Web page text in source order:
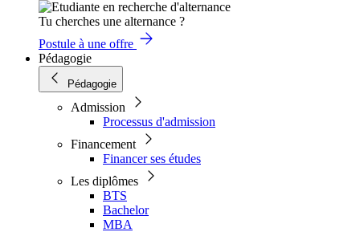
Tu cherches une alternance ?
Postule à une offre
Pédagogie
Pédagogie
Admission
Processus d'admission
Financement
Financer ses études
Les diplômes
BTS
Bachelor
MBA